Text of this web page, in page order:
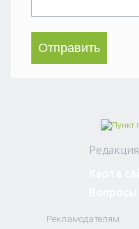
Редакция
Рекламодателям